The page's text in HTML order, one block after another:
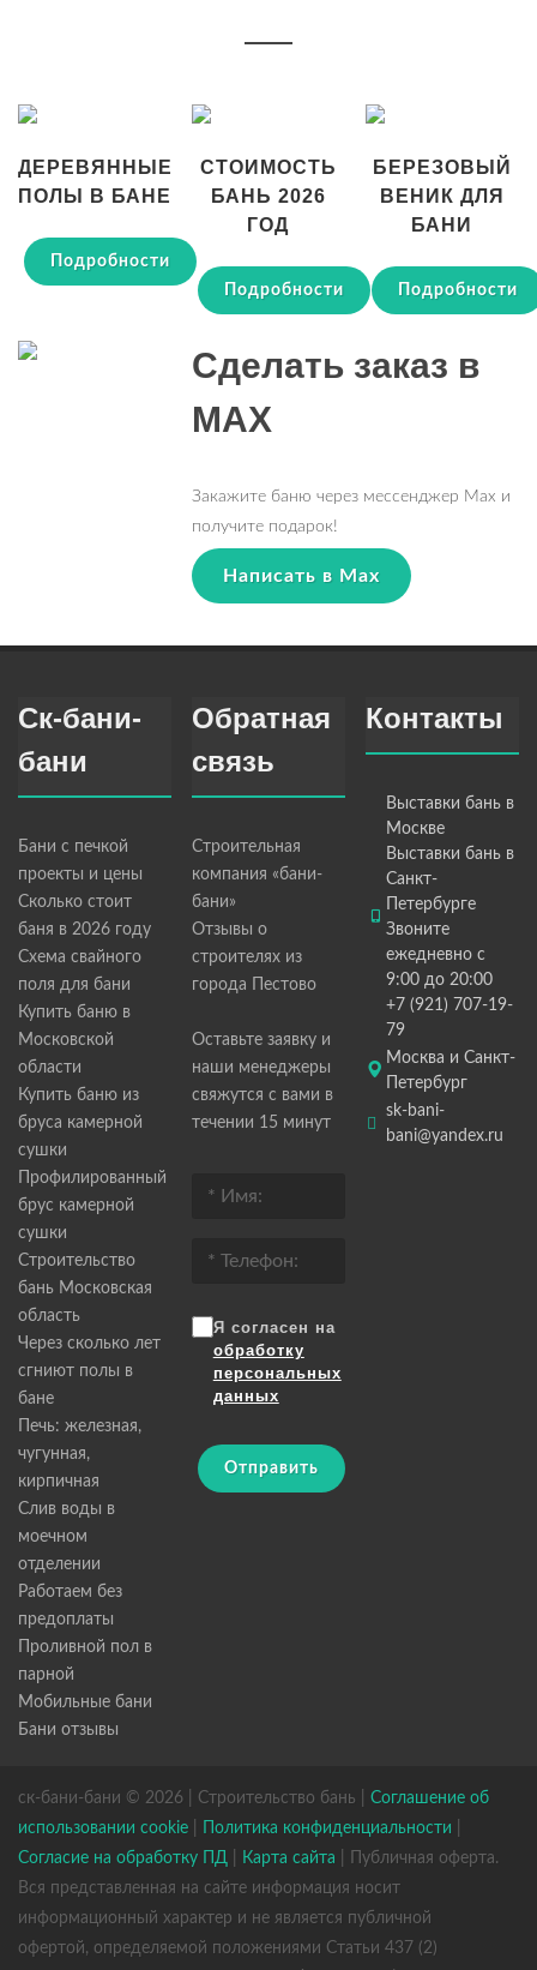
ДЕРЕВЯННЫЕ
ПОЛЫ В БАНЕ
Подробности
СТОИМОСТЬ
БАНЬ 2026
ГОД
Подробности
БЕРЕЗОВЫЙ
ВЕНИК ДЛЯ
БАНИ
Подробности
Сделать заказ в
MAX
Закажите баню через мессенджер Max и
получите подарок!
Написать в Max
Ск-бани-
бани
Бани с печкой
проекты и цены
Сколько стоит
баня в 2026 году
Схема свайного
поля для бани
Купить баню в
Московской
области
Купить баню из
бруса камерной
сушки
Профилированный
брус камерной
сушки
Строительство
бань Московская
область
Через сколько лет
сгниют полы в
бане
Печь: железная,
чугунная,
кирпичная
Слив воды в
моечном
отделении
Работаем без
предоплаты
Проливной пол в
парной
Мобильные бани
Бани отзывы
Обратная
связь
Строительная
компания «бани-
бани»
Отзывы о
строителях из
города Пестово
Оставьте заявку и
наши менеджеры
свяжутся с вами в
течении 15 минут
Я согласен на
обработку
персональных
данных
Отправить
Контакты
Выставки бань в
Москве
Выставки бань в
Санкт-
Петербурге
Звоните
ежедневно с
9:00 до 20:00
+7 (921) 707-19-
79
Москва и Санкт-
Петербург
sk-bani-
bani@yandex.ru
ск-бани-бани © 2026 | Строительство бань | Соглашение об
использовании cookie
Политика конфиденциальности
Согласие на обработку ПД
Карта сайта | Публичная оферта.
Вся представленная на сайте информация носит
информационный характер и не является публичной
офертой, определяемой положениями Статьи 437 (2)